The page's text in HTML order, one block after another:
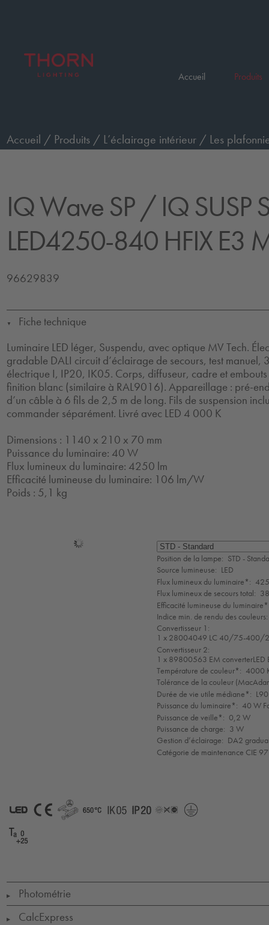
Accueil Produits
Accueil / Produits / L’éclairage intérieur / Les
IQ Wave SP/ IQ SUSP
LED4250-840 HFIX E3
96629839
▼
Fiche technique
Luminaire LED léger, Suspendu, avec optique MV Tech.
gradable DALI circuit d’éclairage de secours, test manuel,
électrique I, IP20, IK05. Corps, diffuseur, cadre et
finition blanc (similaire à RAL9016). Appareillage : pré-
d’un câble à 6 fils de 2,5 m de long. Fils de suspension
commander séparément. Livré avec LED 4 000 K
Dimensions : 1140 x 210 x 70 mm
Puissance du luminaire: 40 W
Flux lumineux du luminaire: 4250 lm
Efficacité lumineuse du luminaire: 106 lm/W
Poids : 5,1 kg
Sélection
de
mode
Position de la lampe: STD -
Source lumineuse: LED
Flux lumineux du luminaire*:
Flux lumineux de secours total:
Efficacité lumineuse du
Indice min. de rendu des couleurs:
Convertisseur 1:
1 x 28004049 LC 40/75-400/
Convertisseur 2:
1 x 89800563 EM
Température de couleur*: 4000
Tolérance de la couleur
Durée de vie utile médiane*:
Puissance du luminaire*: 40 W
Puissance de veille*: 0,2 W
Puissance de charge: 3 W
Gestion d’éclairage: DA2
Catégorie de maintenance CIE
to
+25
▶ Photométrie
▶ CalcExpress